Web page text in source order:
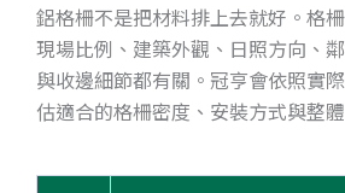
鋁格柵不是把材料排上去就好。格
現場比例、建築外觀、日照方向、
與收邊細節都有關。冠亨會依照實
估適合的格柵密度、安裝方式與整